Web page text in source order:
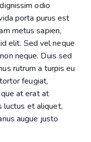
odio
porta purus est
metus sapien,
elit. Sed vel neque
neque. Duis sed
rutrum a turpis eu
feugiat,
at erat at
luctus et aliquet,
augue justo